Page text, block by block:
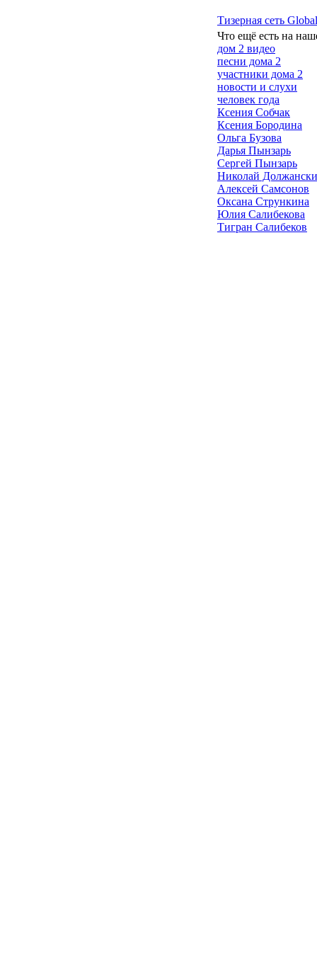
Тизерная сеть
Что ещё есть на
дом 2 видео
песни дома 2
участники дома 2
новости и слухи
человек года
Ксения Собчак
Ксения Бородина
Ольга Бузова
Дарья Пынзарь
Сергей Пынзарь
Николай
Алексей Самсонов
Оксана Стрункина
Юлия Салибекова
Тигран Салибеков